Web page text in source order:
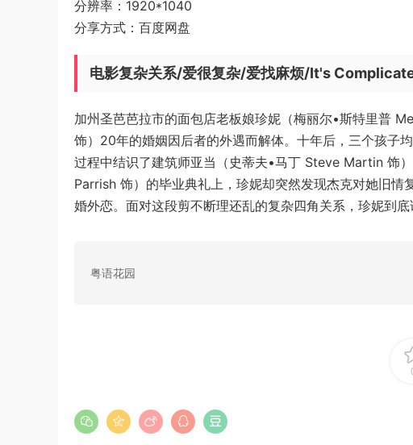
分辨率：1920*1040
分享方式：百度网盘
电影复杂关系/爱很复杂/爱找麻烦/It's
加州圣芭芭拉市的面包店老板娘珍妮（梅丽尔•斯特里普
饰）20年的婚姻因后者的外遇而解体。十年后，三个孩子
过程中结识了建筑师亚当（史蒂夫•马丁 Steve Martin 饰
Parrish 饰）的毕业典礼上，珍妮却突然发现杰克对她旧
婚外恋。面对这段剪不断理还乱的复杂四角关系，珍妮到底
粤语花园